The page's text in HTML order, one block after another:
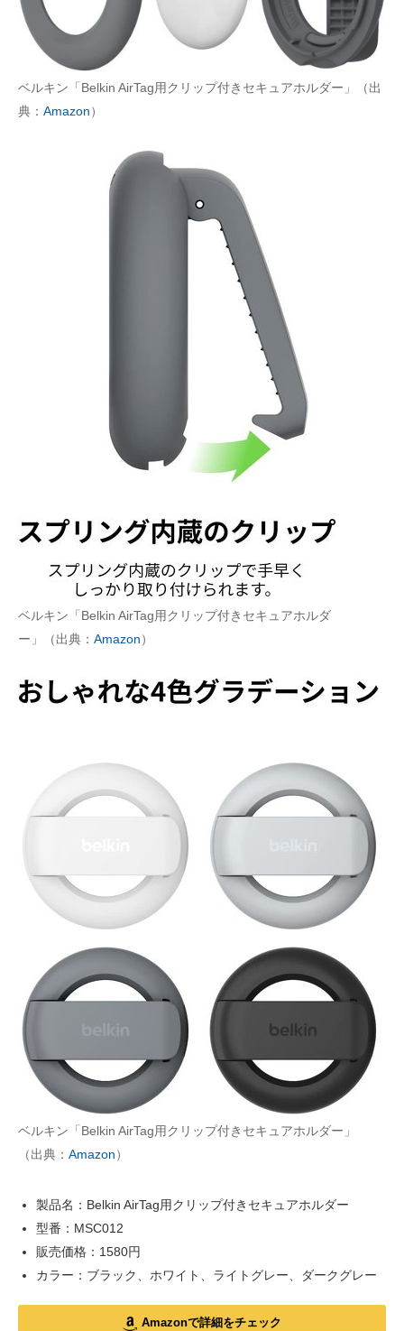
ベルキン「Belkin AirTag用クリップ付きセキュアホルダー」（出
典： Amazon）
ベルキン「Belkin AirTag用クリップ付きセキュアホルダ
ー」（出典： Amazon）
ベルキン「Belkin AirTag用クリップ付きセキュアホルダー」
（出典： Amazon）
製品名：Belkin AirTag用クリップ付きセキュアホルダー
型番：MSC012
販売価格：1580円
カラー：ブラック、ホワイト、ライトグレー、ダークグレー
Amazonで詳細をチェック